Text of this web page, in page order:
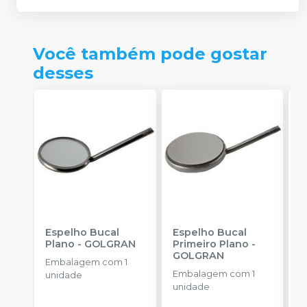
Você também pode gostar
desses
Espelho Bucal
Plano - GOLGRAN
Embalagem com 1
unidade
Espelho Bucal
Primeiro Plano -
GOLGRAN
Embalagem com 1
unidade